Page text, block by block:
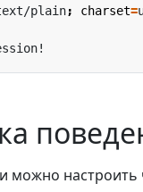
plain; charset=
можно